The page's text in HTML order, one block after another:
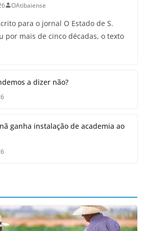
OAtibaiense
para o jornal O Estado de S.
por mais de cinco décadas, o texto
a dizer não?
ganha instalação de academia ao